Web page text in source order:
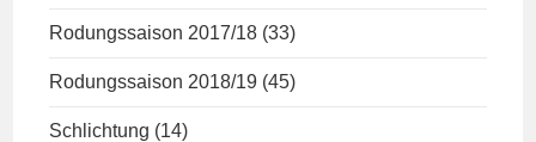
Rodungssaison 2017/18 (33)
Rodungssaison 2018/19 (45)
Schlichtung (14)